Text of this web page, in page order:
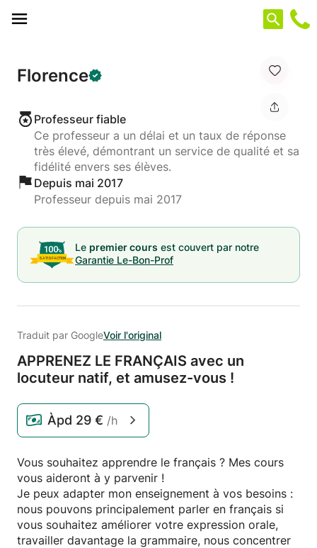
Florence
Professeur fiable
Ce professeur a un délai et un taux de réponse
très élevé, démontrant un service de qualité et sa
fidélité envers ses élèves.
Depuis mai 2017
Professeur depuis mai 2017
Le premier cours est couvert par notre
Garantie Le-Bon-Prof
Traduit par GoogleVoir l'original
APPRENEZ LE FRANÇAIS avec un
locuteur natif, et amusez-vous !
Àpd 29 € /h
Vous souhaitez apprendre le français ? Mes cours
vous aideront à y parvenir !
Je peux adapter mon enseignement à vos besoins :
nous pouvons principalement parler en français si
vous souhaitez améliorer votre expression orale,
travailler davantage la grammaire, nous concentrer